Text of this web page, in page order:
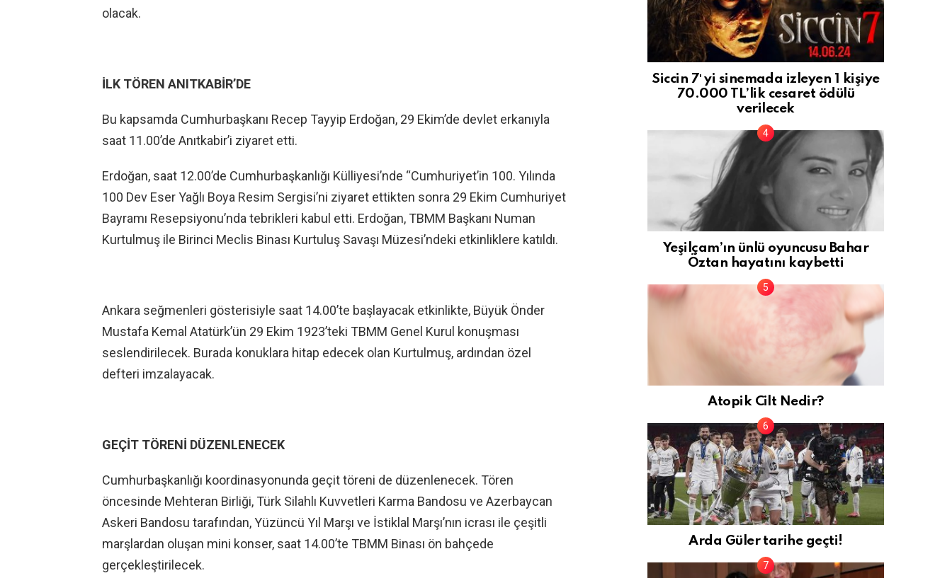
olacak.
İLK TÖREN ANITKABİR’DE
Bu kapsamda Cumhurbaşkanı Recep Tayyip Erdoğan, 29 Ekim’de devlet erkanıyla
saat 11.00’de Anıtkabir’i ziyaret etti.
Erdoğan, saat 12.00’de Cumhurbaşkanlığı Külliyesi’nde “Cumhuriyet’in 100. Yılında
100 Dev Eser Yağlı Boya Resim Sergisi’ni ziyaret ettikten sonra 29 Ekim Cumhuriyet
Bayramı Resepsiyonu’nda tebrikleri kabul etti. Erdoğan, TBMM Başkanı Numan
Kurtulmuş ile Birinci Meclis Binası Kurtuluş Savaşı Müzesi’ndeki etkinliklere katıldı.
Ankara seğmenleri gösterisiyle saat 14.00’te başlayacak etkinlikte, Büyük Önder
Mustafa Kemal Atatürk’ün 29 Ekim 1923’teki TBMM Genel Kurul konuşması
seslendirilecek. Burada konuklara hitap edecek olan Kurtulmuş, ardından özel
defteri imzalayacak.
GEÇİT TÖRENİ DÜZENLENECEK
Cumhurbaşkanlığı koordinasyonunda geçit töreni de düzenlenecek. Tören
öncesinde Mehteran Birliği, Türk Silahlı Kuvvetleri Karma Bandosu ve Azerbaycan
Askeri Bandosu tarafından, Yüzüncü Yıl Marşı ve İstiklal Marşı’nın icrası ile çeşitli
marşlardan oluşan mini konser, saat 14.00’te TBMM Binası ön bahçede
gerçekleştirilecek.
Siccin 7′ yi sinemada izleyen 1 kişiye
70.000 TL’lik cesaret ödülü
verilecek
Yeşilçam’ın ünlü oyuncusu Bahar
Öztan hayatını kaybetti
Atopik Cilt Nedir?
Arda Güler tarihe geçti!